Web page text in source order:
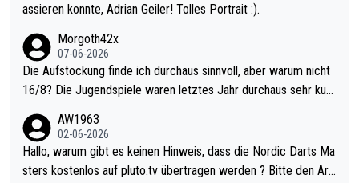
assieren konnte, Adrian Geiler! Tolles Portrait :).
Morgoth42x
07-06-2026
Die Aufstockung finde ich durchaus sinnvoll, aber warum nicht
16/8? Die Jugendspiele waren letztes Jahr durchaus sehr kurz
Allerdings ist Mitchell Lawrie als Nummer 1 der Welt eh qualifi
ziert. Somit ändert die automatische Qualifikation des Weltmei
sters erstmal nichts. Ich denke sie wollen damit für nächstes J
AW1963
02-06-2026
Hallo, warum gibt es keinen Hinweis, dass die Nordic Darts Ma
sters kostenlos auf pluto.tv übertragen werden ? Bitte den Arti